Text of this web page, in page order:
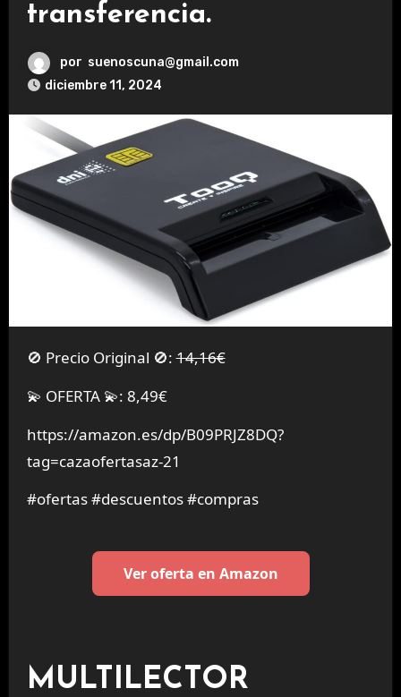
transferencia.
por suenoscuna@gmail.com
diciembre 11, 2024
🚫 Precio Original 🚫:14,16€
💫 OFERTA 💫: 8,49€
https://amazon.es/dp/B09PRJZ8DQ?
tag=cazaofertasaz-21
#ofertas #descuentos #compras
Ver oferta en Amazon
MULTILECTOR